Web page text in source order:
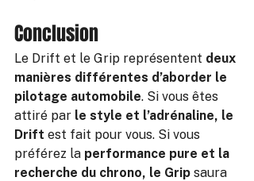
Conclusion
Le Drift et le Grip représentent deux
manières différentes d’aborder le
pilotage automobile. Si vous êtes
attiré par le style et l’adrénaline, le
Drift est fait pour vous. Si vous
préférez la performance pure et la
recherche du chrono, le Grip saura